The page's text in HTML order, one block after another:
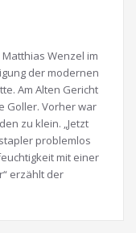
Wenzel im
der modernen
Am Alten Gericht
Goller. Vorher war
zu klein. „Jetzt
problemlos
mit einer
erzählt der